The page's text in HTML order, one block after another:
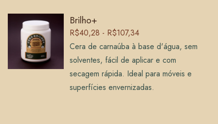
Brilho+
R$40,28 - R$107,34
Cera de carnaúba à base d'água, sem
solventes, fácil de aplicar e com
secagem rápida. Ideal para móveis e
superfícies envernizadas.